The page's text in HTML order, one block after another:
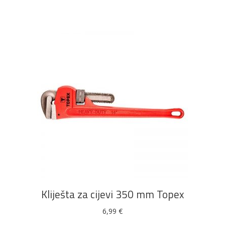
Kliješta za cijevi 350 mm Topex
6,99 €